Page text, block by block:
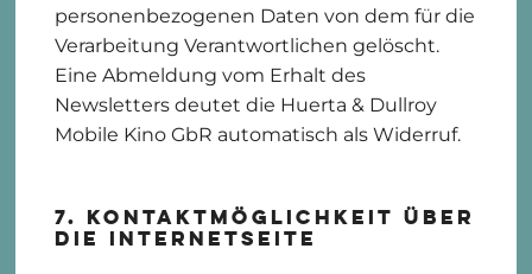
personenbezogenen Daten von dem für die
Verarbeitung Verantwortlichen gelöscht.
Eine Abmeldung vom Erhalt des
Newsletters deutet die Huerta & Dullroy
Mobile Kino GbR automatisch als Widerruf.
7. Kontaktmöglichkeit über
die Internetseite